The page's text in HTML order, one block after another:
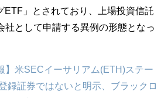
ETF」とされており、上場投資信託
社として申請する異例の形態となっ
】米SECイーサリアム(ETH)ステー
録証券ではないと明示、ブラックロ